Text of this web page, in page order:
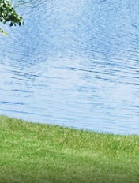
カラードレ
カラードレ
和装
メンズ
メンズ （メ
小物
すべてのア